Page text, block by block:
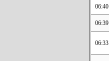
06:40
06:39
06:33